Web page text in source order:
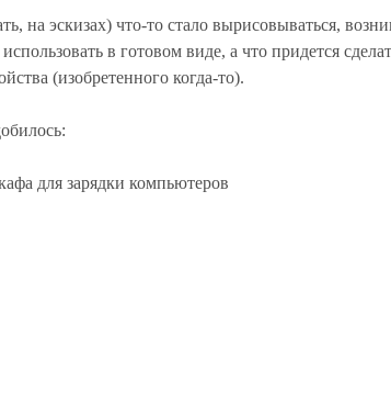
на эскизах) что-то стало вырисовываться,
в готовом виде, а что придется
(изобретенного когда-то).
для зарядки компьютеров